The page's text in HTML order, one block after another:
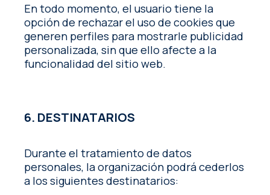
En todo momento, el usuario tiene la
opción de rechazar el uso de cookies que
generen perfiles para mostrarle publicidad
personalizada, sin que ello afecte a la
funcionalidad del sitio web.
6. DESTINATARIOS
Durante el tratamiento de datos
personales, la organización podrá cederlos
a los siguientes destinatarios: